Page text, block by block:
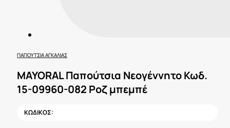
ΠΑΠΟΎΤΣΙΑ ΑΓΚΑΛΙΆΣ
MAYORAL Παπούτσια Νεογέννητο Κωδ.
15-09960-082 Ροζ μπεμπέ
ΚΩΔΙΚΟΣ: